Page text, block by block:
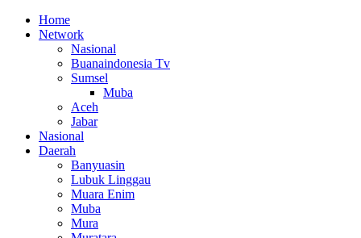
Home
Network
Nasional
Buanaindonesia Tv
Sumsel
Muba
Aceh
Jabar
Nasional
Daerah
Banyuasin
Lubuk Linggau
Muara Enim
Muba
Mura